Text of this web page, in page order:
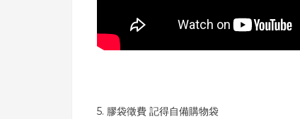
5. 膠袋徵費 記得自備購物袋